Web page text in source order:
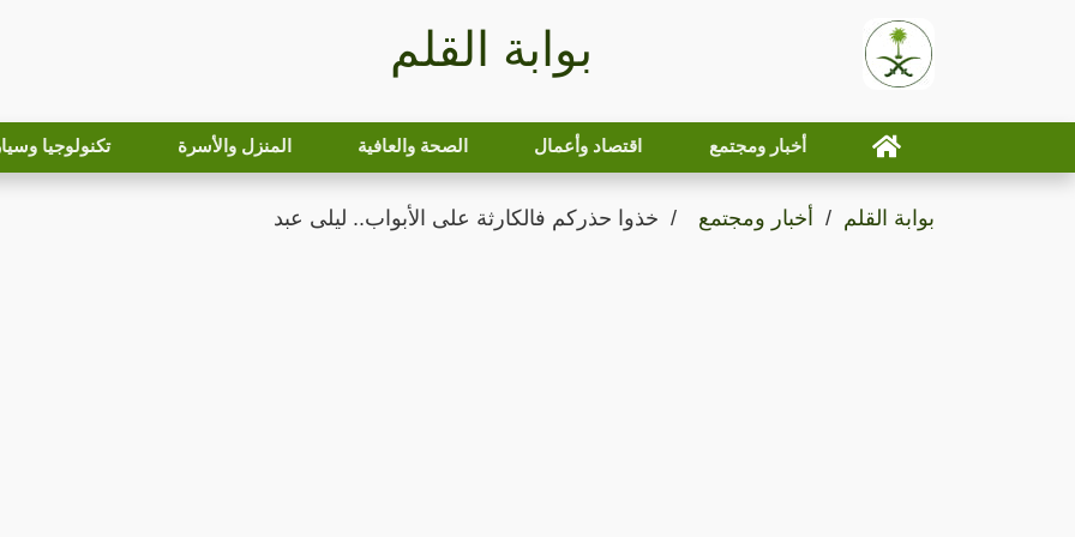
بوابة القلم
أخبار ومجتمع اقتصاد وأعمال الصحة والعافية المنزل والأسرة تكنولوجيا
بوابة القلم أخبار ومجتمع خذوا حذركم فالكارثة على الأبواب.. ليلى عبد